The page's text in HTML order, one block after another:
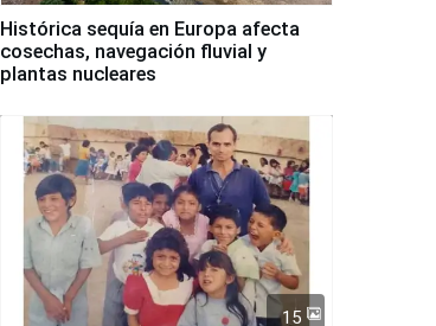
Histórica sequía en Europa afecta
cosechas, navegación fluvial y
plantas nucleares
15